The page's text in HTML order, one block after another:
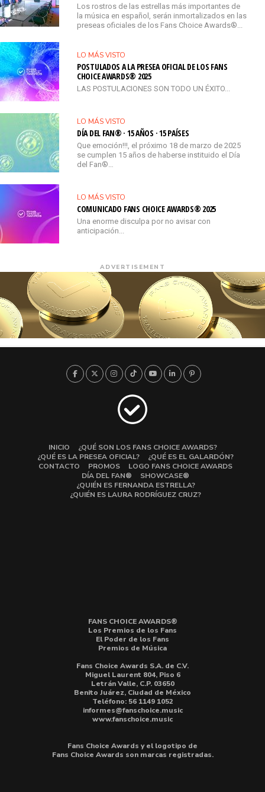
Los rostros de las estrellas más importantes de
la música en español, serán inmortalizados en las
preseas oficiales de los Fans Choice Awards®...
LO MÁS VISTO
POSTULADOS A LA PRESEA OFICIAL DE LOS FANS
CHOICE AWARDS® 2025
LAS POSTULACIONES SON TODO UN ÉXITO...
LO MÁS VISTO
DÍA DEL FAN® · 15 AÑOS · 15 PAÍSES
Que emoción!!!, el próximo 18 de marzo de 2025
se cumplen 15 años de haberse instituido el Día
del Fan®…
LO MÁS VISTO
COMUNICADO FANS CHOICE AWARDS® 2025
Una enorme disculpa por no avisar con
anticipación...
ADVERTISEMENT
INICIO
¿QUÉ SON LOS FANS CHOICE AWARDS?
¿QUÉ ES LA PRESEA OFICIAL?
¿QUÉ ES EL GALARDÓN?
CONTACTO
PROMOS
LOGO FANS CHOICE AWARDS
DÍA DEL FAN®
SHOWCASE®
¿QUIÉN ES FERNANDA ESTRELLA?
¿QUIÉN ES LAURA RODRÍGUEZ CRUZ?
FANS CHOICE AWARDS®
Los Premios de los Fans
El Poder de los Fans
Premios de Música
Fans Choice Awards S.A. de C.V.
Miguel Laurent 804, Piso 6
Letrán Valle, C.P. 03650
Benito Juárez, Ciudad de México
Teléfono: 56 1149 1052
informes@fanschoice.music
www.fanschoice.music
Fans Choice Awards y el logotipo de
Fans Choice Awards son marcas registradas.